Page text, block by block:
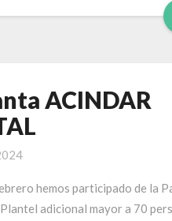
ACINDAR
hemos participado de la
adicional mayor a 70